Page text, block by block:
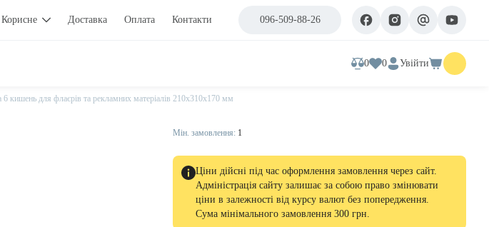
Корисне Доставка Оплата Контакти 096-509-88-26
0 0 Увійти
кишень для флаєрів та рекламних матеріалів 210х310х170 мм
Мін. замовлення: 1
Ціни дійсні під час оформлення замовлення через сайт.
Адміністрація сайту залишає за собою право змінювати
ціни в залежності від курсу валют без попередження.
Сума мінімального замовлення 300 грн.